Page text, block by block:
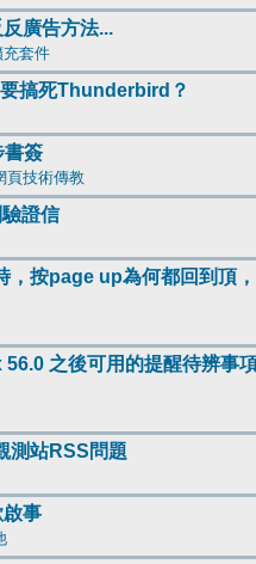
廣告方法...
充套件
搞死Thunderbird？
書簽
頁技術傳教
證信
，按page up為何都回到頂，
之後可用的提醒待辨事
測站RSS問題
啟事